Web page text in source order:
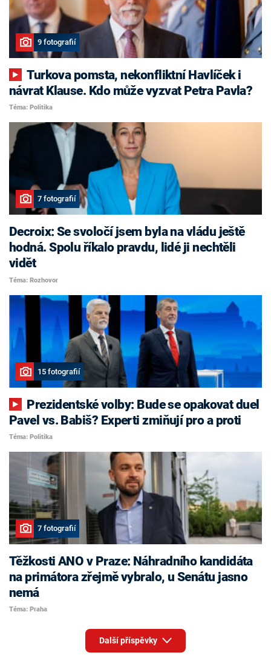
9 fotografií
Turkova pomsta, nekonfliktní Havlíček i
návrat Klause. Kdo může vyzvat Petra Pavla?
Téma: Politika
7 fotografií
Decroix: Se svoločí jsem byla na vládu ještě
hodná. Spolu říkalo pravdu, lidé ji nechtěli
vidět
Téma: Rozhovor
15 fotografií
Pavel vs. Babiš? Experti zmiňují pro a proti
Téma: Politika
7 fotografií
Těžkosti ANO v Praze: Náhradního kandidáta
na primátora zřejmě vybralo, u Senátu jasno
nemá
Téma: Praha
Další příspěvky